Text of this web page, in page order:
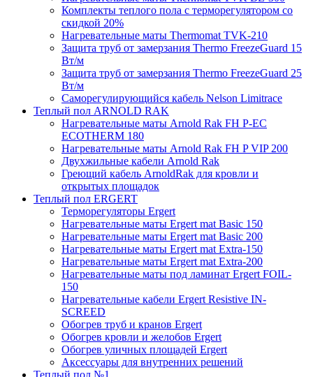
Комплекты теплого пола с терморегулятором со
скидкой 20%
Нагревательные маты Thermomat TVK-210
Защита труб от замерзания Thermo FreezeGuard 15
Вт/м
Защита труб от замерзания Thermo FreezeGuard 25
Вт/м
Саморегулирующийся кабель Nelson Limitrace
Теплый пол ARNOLD RAK
Нагревательные маты Arnold Rak FH P-EC
ECOTHERM 180
Нагревательные маты Arnold Rak FH P VIP 200
Двухжильные кабели Arnold Rak
Греющий кабель ArnoldRak для кровли и
открытых площадок
Теплый пол ERGERT
Терморегуляторы Ergert
Нагревательные маты Ergert mat Basic 150
Нагревательные маты Ergert mat Basic 200
Нагревательные маты Ergert mat Extra-150
Нагревательные маты Ergert mat Extra-200
Нагревательные маты под ламинат Ergert FOIL-
150
Нагревательные кабели Ergert Resistive IN-
SCREED
Обогрев труб и кранов Ergert
Обогрев кровли и желобов Ergert
Обогрев уличных площадей Ergert
Аксессуары для внутренних решений
Теплый пол №1